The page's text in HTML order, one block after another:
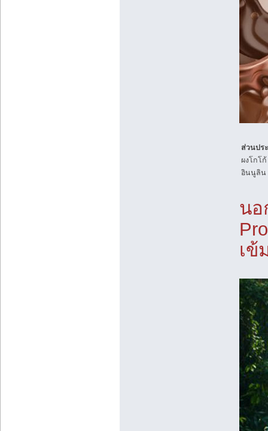
ส่วนปร
ผงโกโ
อินนูลิน
นอ
เข้